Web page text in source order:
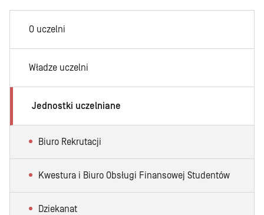
O uczelni
Władze uczelni
Jednostki uczelniane
Biuro Rekrutacji
Kwestura i Biuro Obsługi Finansowej Studentów
Dziekanat